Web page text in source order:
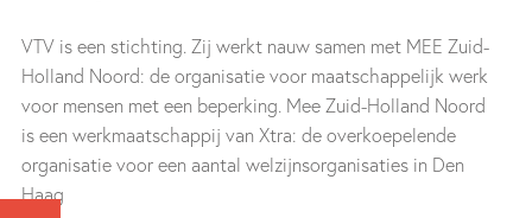
VTV is een stichting. Zij werkt nauw samen met MEE Zuid-
Holland Noord: de organisatie voor maatschappelijk werk
voor mensen met een beperking. Mee Zuid-Holland Noord
is een werkmaatschappij van Xtra: de overkoepelende
organisatie voor een aantal welzijnsorganisaties in Den
Haag